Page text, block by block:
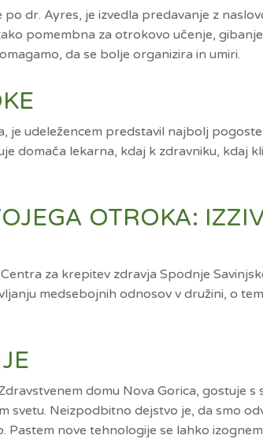
dr. Ayres, je izvedla predavanje z
pomembna za otrokovo učenje,
da se bolje organizira in umiri.
je udeležencem predstavil najbolj
domača lekarna, kdaj k zdravniku, kdaj
OTROKA:
za krepitev zdravja Spodnje
medsebojnih odnosov v družini, o
domu Nova Gorica, gostuje
Neizpodbitno dejstvo je, da smo
nove tehnologije se lahko